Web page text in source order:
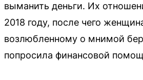
выманить деньги. Их
2018 году, после чего
возлюбленному о мнимой
попросила финансовой